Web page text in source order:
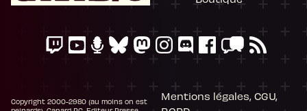
Copyright 2000-2980 (au moins on est
Mentions légales, CGU,